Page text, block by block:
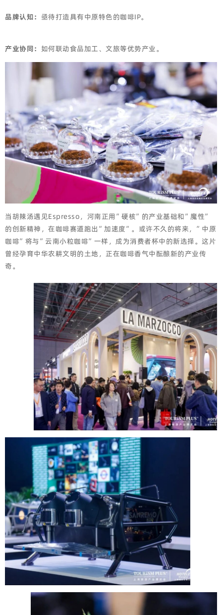
品牌认知： 亟待打造具有中原特色的咖啡IP。
产业协同： 如何联动食品加工、文旅等优势产业。
当胡辣汤遇见Espresso，河南正用”硬核”的产业基础和”魔性”
的创新精神，在咖啡赛道跑出”加速度”。或许不久的将来，”中原
咖啡”将与”云南小粒咖啡”一样，成为消费者杯中的新选择。这片
曾经孕育中华农耕文明的土地，正在咖啡香气中酝酿新的产业传
奇。